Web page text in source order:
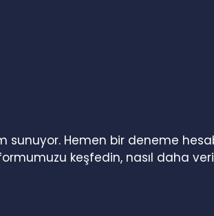
sunuyor. Hemen bir deneme
keşfedin, nasıl daha